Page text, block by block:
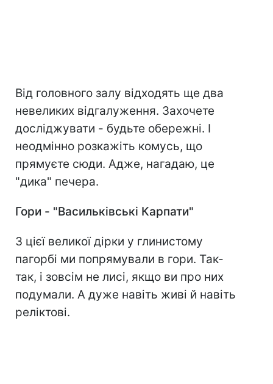
Від головного залу відходять ще два
невеликих відгалуження. Захочете
досліджувати - будьте обережні. І
неодмінно розкажіть комусь, що
прямуєте сюди. Адже, нагадаю, це
"дика" печера.
Гори - "Васильківські Карпати"
З цієї великої дірки у глинистому
пагорбі ми попрямували в гори. Так-
так, і зовсім не лисі, якщо ви про них
подумали. А дуже навіть живі й навіть
реліктові.